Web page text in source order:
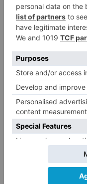
está capacitado
salud pública,
sanitario, como
recursos y
vida saludables.
Desarrolla una
antitabáquica,
sanitaria, la
incentivación
asesoramiento
de fumar, la